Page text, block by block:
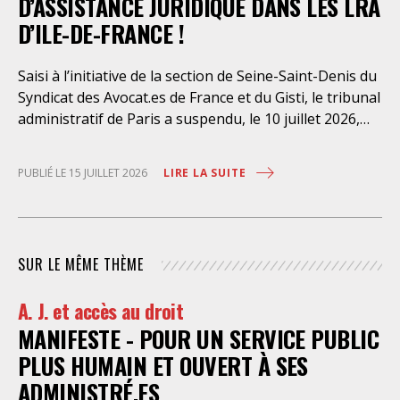
D’ILE-DE-FRANCE !
Saisi à l’initiative de la section de Seine-Saint-Denis du
Syndicat des Avocat.es de France et du Gisti, le tribunal
administratif de Paris a suspendu, le 10 juillet 2026,
œuvre de prestations d’information et d’assistance
juridique des étrangers maintenus dans les locaux de
droits fondamentaux des personnes retenues et
déontologiques régissant la profession d’avocat. Ainsi,
l’assistance dont bénéficient les personnes retenues,
limitée à trois heures de permanence téléphonique
quotidienne sauf le dimanche (la présence de l’avocat
PUBLIÉ LE 15 JUILLET 2026 LIRE LA SUITE
SUR LE MÊME THÈME
A. J. et accès au droit
MANIFESTE - POUR UN SERVICE PUBLIC
PLUS HUMAIN ET OUVERT À SES
ADMINISTRÉ.ES